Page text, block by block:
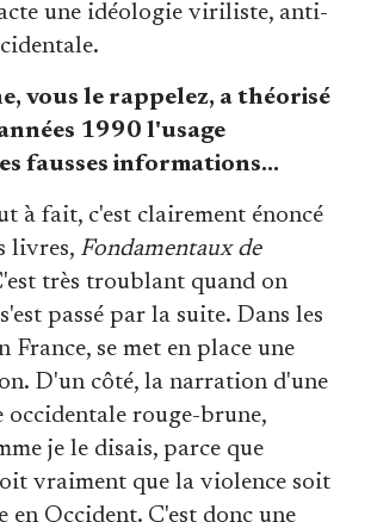
une idéologie viriliste, anti-
vous le rappelez, a théorisé
1990 l'usage
fausses informations…
à fait, c'est clairement énoncé
livres, Fondamentaux de
très troublant quand on
passé par la suite. Dans les
France, se met en place une
D'un côté, la narration d'une
rouge-brune,
je le disais, parce que
vraiment que la violence soit
en Occident. C'est donc une